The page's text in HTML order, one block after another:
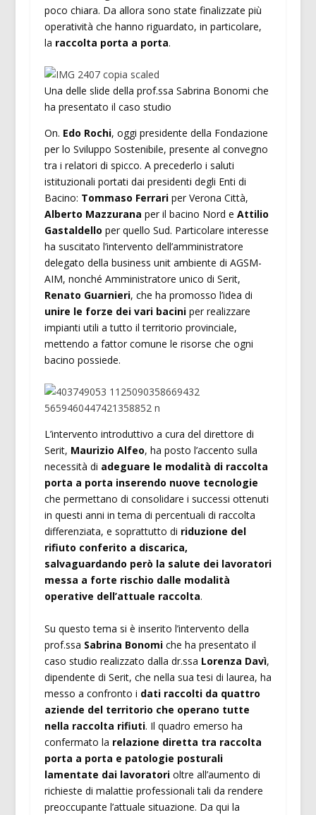
poco chiara. Da allora sono state finalizzate più
operatività che hanno riguardato, in particolare,
la raccolta porta a porta.
Una delle slide della prof.ssa Sabrina Bonomi che
ha presentato il caso studio
On. Edo Rochi, oggi presidente della Fondazione
per lo Sviluppo Sostenibile, presente al convegno
tra i relatori di spicco. A precederlo i saluti
istituzionali portati dai presidenti degli Enti di
Bacino: Tommaso Ferrari per Verona Città,
Alberto Mazzurana per il bacino Nord e Attilio
Gastaldello per quello Sud. Particolare interesse
ha suscitato l’intervento dell’amministratore
delegato della business unit ambiente di AGSM-
AIM, nonché Amministratore unico di Serit,
Renato Guarnieri, che ha promosso l’idea di
unire le forze dei vari baciniper realizzare
impianti utili a tutto il territorio provinciale,
mettendo a fattor comune le risorse che ogni
bacino possiede.
L’intervento introduttivo a cura del direttore di
Serit, Maurizio Alfeo, ha posto l’accento sulla
necessità di adeguare le modalità di raccolta
porta a porta inserendo nuove tecnologie
che permettano di consolidare i successi ottenuti
in questi anni in tema di percentuali di raccolta
differenziata, e soprattutto di riduzione del
rifiuto conferito a discarica,
salvaguardando però la salute dei lavoratori
messa a forte rischio dalle modalità
operative dell’attuale raccolta.
Su questo tema si è inserito l’intervento della
prof.ssa Sabrina Bonomiche ha presentato il
caso studio realizzato dalla dr.ssa Lorenza Davì,
dipendente di Serit, che nella sua tesi di laurea, ha
messo a confronto i dati raccolti da quattro
aziende del territorio che operano tutte
nella raccolta rifiuti. Il quadro emerso ha
confermato la relazione diretta tra raccolta
porta a porta e patologie posturali
lamentate dai lavoratorioltre all’aumento di
richieste di malattie professionali tali da rendere
preoccupante l’attuale situazione. Da qui la